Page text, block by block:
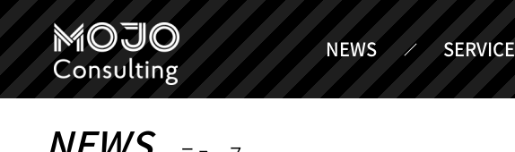
NEWS SERVICE